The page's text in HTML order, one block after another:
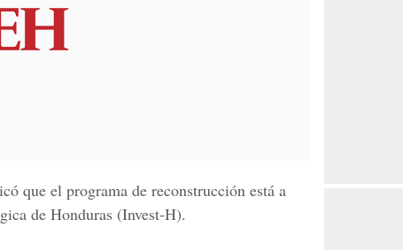
que el programa de reconstrucción está a
de Honduras (Invest-H).